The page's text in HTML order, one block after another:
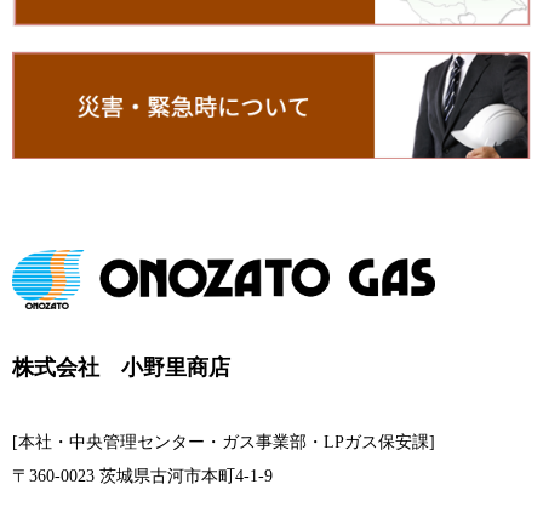
株式会社 小野里商店
[本社・中央管理センター・ガス事業部・LPガス保安課]
〒360-0023 茨城県古河市本町4-1-9